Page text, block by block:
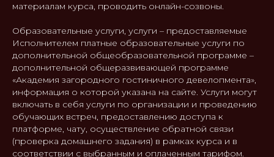
материалам курса, проводить онлайн-созвоны.
Образовательные услуги, услуги – предоставляемые
Исполнителем платные образовательные услуги по
дополнительной общеобразовательной программе –
дополнительной общеразвивающей программе
«Академия загородного гостиничного девелопмента»,
информация о которой указана на сайте. Услуги могут
включать в себя услуги по организации и проведению
обучающих встреч, предоставлению доступа к
платформе, чату, осуществление обратной связи
(проверка домашнего задания) в рамках курса и в
соответствии с выбранным и оплаченным тарифом.